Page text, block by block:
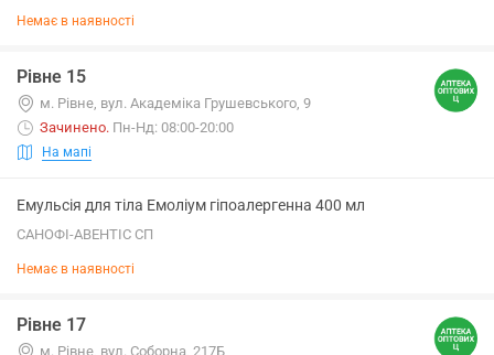
Немає в наявності
Рівне 15
м. Рівне, вул. Академіка Грушевського, 9
Зачинено. Пн-Нд: 08:00-20:00
На мапі
Емульсія для тіла Емоліум гіпоалергенна 400 мл
САНОФІ-АВЕНТІС СП
Немає в наявності
Рівне 17
м. Рівне, вул. Соборна, 217Б